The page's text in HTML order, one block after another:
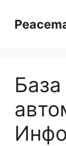
содержимому